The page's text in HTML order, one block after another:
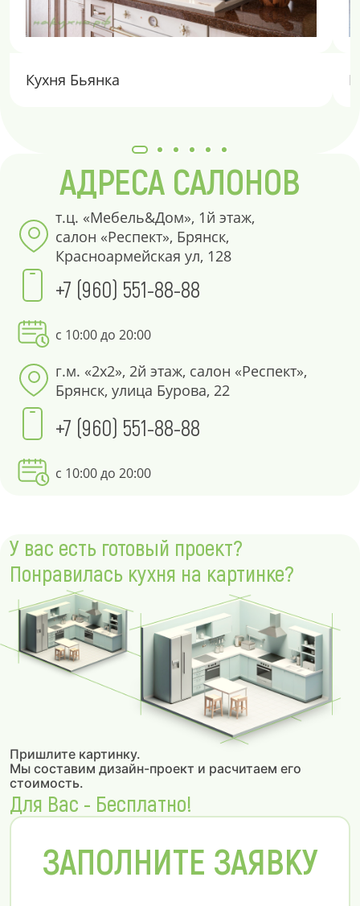
Кухня Бьянка
АДРЕСА САЛОНОВ
т.ц. «Мебель&Дом», 1й этаж,
салон «Респект», Брянск,
Красноармейская ул, 128
+7 (960) 551-88-88
с 10:00 до 20:00
г.м. «2х2», 2й этаж, салон «Респект»,
Брянск, улица Бурова, 22
+7 (960) 551-88-88
с 10:00 до 20:00
У вас есть готовый проект?
Понравилась кухня на картинке?
Пришлите картинку.
Мы составим дизайн-проект и расчитаем его
стоимость.
Для Вас - Бесплатно!
ЗАПОЛНИТЕ ЗАЯВКУ